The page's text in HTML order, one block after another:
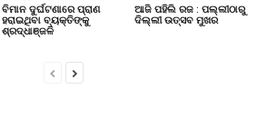
ବିମାନ ଦୁର୍ଘଟଣାରେ ପ୍ରାଣ
ହରାଇଥିବା ବ୍ୟକ୍ତିଙ୍କୁ
ଶ୍ରଦ୍ଧାଞ୍ଜଳି
ଆଜି ପହିଲି ରଜ : ପଲ୍ଲୀଠାରୁ
ଦିଲ୍ଲୀ ଉତ୍ସବ ମୁଖର